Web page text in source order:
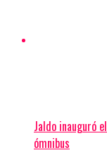
Jaldo inauguró
ómnibus